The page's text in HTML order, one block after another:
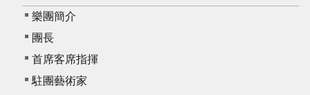
反
樂團簡介
團長
首席客席指揮
駐團藝術家